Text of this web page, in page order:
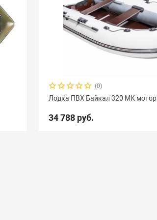
(0)
Лодка ПВХ Байкал 320 МК
34 788 руб.